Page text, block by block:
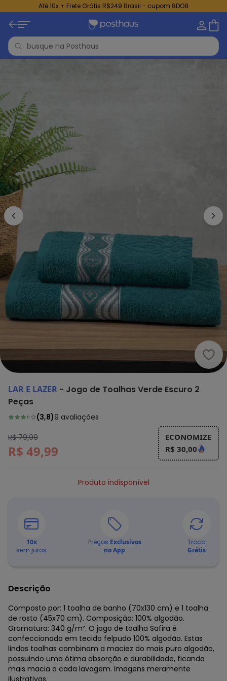
Até 10x + Frete Grátis R$249 Brasil - cupom 8DO8
Lar
LAR E LAZER - Jogo de Toalhas Verde Escuro 2
Peças
(3,8)9 avaliações
R$ 79,99
R$ 49,99
ECONOMIZE
R$ 30,00
Produto indisponível
10x
sem juros
Preços Exclusivos
no App
Troca
Grátis
Descrição
Composto por: 1 toalha de banho (70x130 cm) e 1 toalha
de rosto (45x70 cm). Composição: 100% algodão.
Gramatura: 340 g/m². O jogo de toalha Safira é
confeccionado em tecido felpudo 100% algodão. Estas
lindas toalhas combinam a maciez do mais puro algodão,
possuindo uma ótima absorção e durabilidade, ficando
mais macia a cada lavagem. Imagens meramente